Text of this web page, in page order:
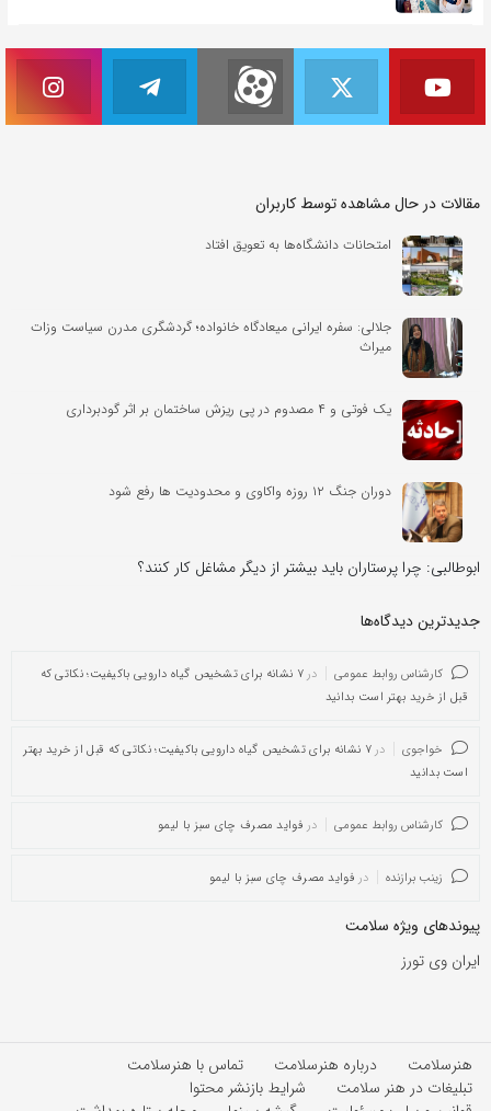
مقالات در حال مشاهده توسط کاربران
امتحانات دانشگاه‌ها به تعویق افتاد
جلالی: سفره ایرانی میعادگاه خانواده؛ گردشگری مدرن سیاست وزات
میراث
یک فوتی و ۴ مصدوم در پی ریزش ساختمان بر اثر گودبرداری
دوران جنگ ۱۲ روزه واکاوی و محدودیت ها رفع شود
ابوطالبی: چرا پرستاران باید بیشتر از دیگر مشاغل کار کنند؟
جدیدترین دیدگاه‌‌ها
کارشناس روابط عمومی در
۷ نشانه برای تشخیص گیاه دارویی باکیفیت؛ نکاتی که
قبل از خرید بهتر است بدانید
خواجوی در
۷ نشانه برای تشخیص گیاه دارویی باکیفیت؛ نکاتی که قبل از خرید بهتر
است بدانید
کارشناس روابط عمومی در فواید مصرف چای سبز با لیمو
زینب برازنده در فواید مصرف چای سبز با لیمو
پیوندهای ویژه سلامت
ایران وی تورز
هنرسلامت درباره هنرسلامت
تماس با هنرسلامت
تبلیغات در هنر سلامت
شرایط بازنشر محتوا